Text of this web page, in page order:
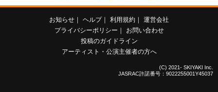
お知らせ ｜ ヘルプ｜ 利用規約 ｜ 運営会社
プライバシーポリシー ｜
お問い合わせ
投稿のガイドライン
アーティスト・公演主催者の方へ
(C) 2021- SKIYAKI Inc.
JASRAC許諾番号：9022255001Y45037